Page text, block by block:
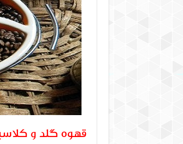
قهوه گلد و